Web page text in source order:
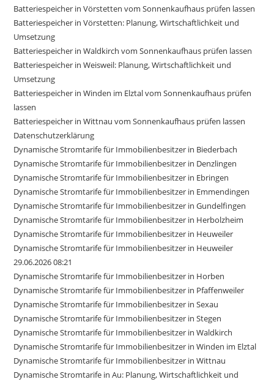
Batteriespeicher in Vörstetten vom Sonnenkaufhaus prüfen lassen
Batteriespeicher in Vörstetten: Planung, Wirtschaftlichkeit und
Umsetzung
Batteriespeicher in Waldkirch vom Sonnenkaufhaus prüfen lassen
Batteriespeicher in Weisweil: Planung, Wirtschaftlichkeit und
Umsetzung
Batteriespeicher in Winden im Elztal vom Sonnenkaufhaus prüfen
lassen
Batteriespeicher in Wittnau vom Sonnenkaufhaus prüfen lassen
Datenschutzerklärung
Dynamische Stromtarife für Immobilienbesitzer in Biederbach
Dynamische Stromtarife für Immobilienbesitzer in Denzlingen
Dynamische Stromtarife für Immobilienbesitzer in Ebringen
Dynamische Stromtarife für Immobilienbesitzer in Emmendingen
Dynamische Stromtarife für Immobilienbesitzer in Gundelfingen
Dynamische Stromtarife für Immobilienbesitzer in Herbolzheim
Dynamische Stromtarife für Immobilienbesitzer in Heuweiler
Dynamische Stromtarife für Immobilienbesitzer in Heuweiler
29.06.2026 08:21
Dynamische Stromtarife für Immobilienbesitzer in Horben
Dynamische Stromtarife für Immobilienbesitzer in Pfaffenweiler
Dynamische Stromtarife für Immobilienbesitzer in Sexau
Dynamische Stromtarife für Immobilienbesitzer in Stegen
Dynamische Stromtarife für Immobilienbesitzer in Waldkirch
Dynamische Stromtarife für Immobilienbesitzer in Winden im Elztal
Dynamische Stromtarife für Immobilienbesitzer in Wittnau
Dynamische Stromtarife in Au: Planung, Wirtschaftlichkeit und